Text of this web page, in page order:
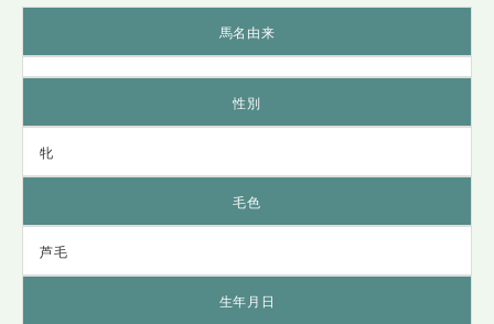
馬名由来
性別
牝
毛色
芦毛
生年月日